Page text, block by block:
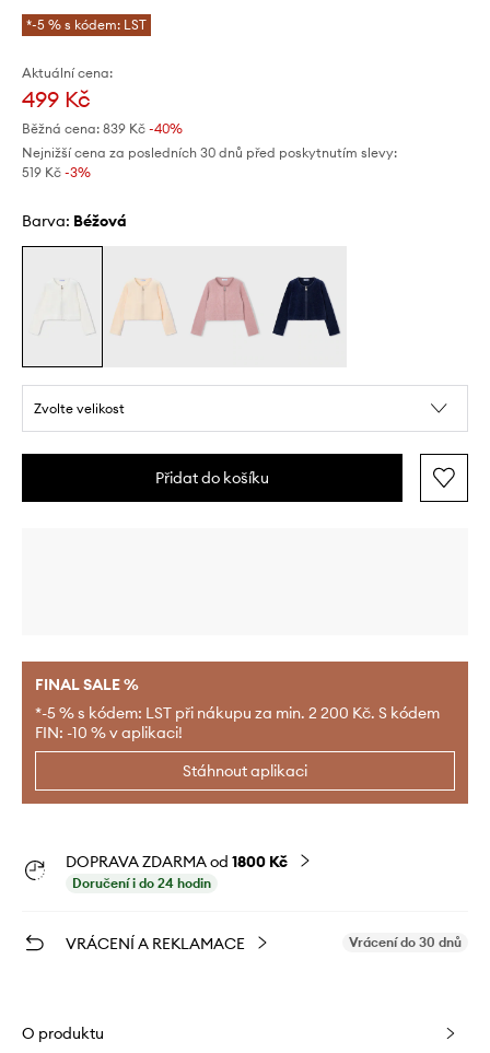
*-5 % s kódem: LST
Aktuální cena:
499 Kč
Běžná cena: 839 Kč -40%
Nejnižší cena za posledních 30 dnů před poskytnutím slevy:
519 Kč -3%
Barva: béžová
Zvolte velikost
Přidat do košíku
FINAL SALE %
*-5 % s kódem: LST při nákupu za min. 2 200 Kč. S kódem
FIN: -10 % v aplikaci!
Stáhnout aplikaci
DOPRAVA ZDARMA od 1800 Kč
Doručení i do 24 hodin
VRÁCENÍ A REKLAMACE Vrácení do 30 dnů
O produktu